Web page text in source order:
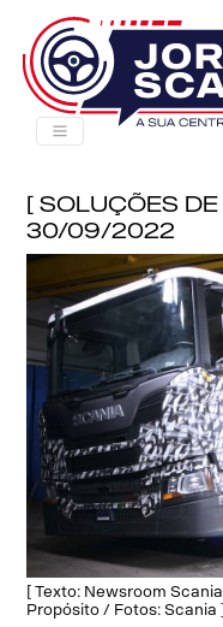
[ Soluções
30/09/2022
[ Texto: Newsroom
Propósito / Fotos: Scania ]